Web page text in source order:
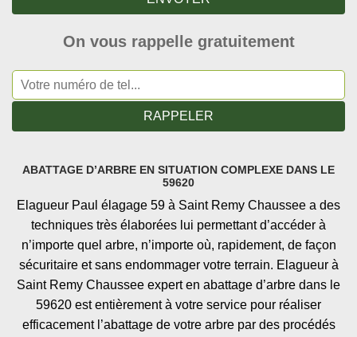
On vous rappelle gratuitement
ABATTAGE D’ARBRE EN SITUATION COMPLEXE DANS LE
59620
Elagueur Paul élagage 59 à Saint Remy Chaussee a des
techniques très élaborées lui permettant d’accéder à
n’importe quel arbre, n’importe où, rapidement, de façon
sécuritaire et sans endommager votre terrain. Elagueur à
Saint Remy Chaussee expert en abattage d’arbre dans le
59620 est entièrement à votre service pour réaliser
efficacement l’abattage de votre arbre par des procédés